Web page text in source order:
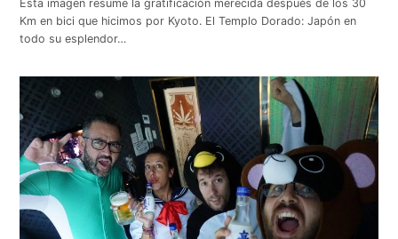
Esta imagen resume la gratificación merecida después de los 30
Km en bici que hicimos por Kyoto. El Templo Dorado: Japón en
todo su esplendor…